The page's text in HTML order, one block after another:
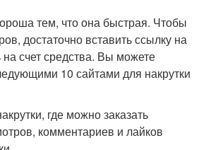
тем, что она быстрая. Чтобы
достаточно вставить ссылку на
счет средства. Вы можете
10 сайтами для накрутки
где можно заказать
комментариев и лайков